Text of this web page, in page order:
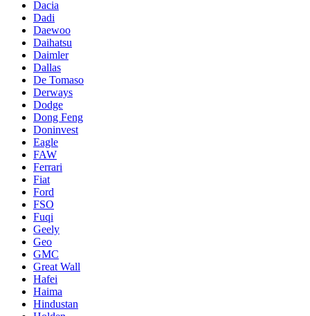
Dacia
Dadi
Daewoo
Daihatsu
Daimler
Dallas
De Tomaso
Derways
Dodge
Dong Feng
Doninvest
Eagle
FAW
Ferrari
Fiat
Ford
FSO
Fuqi
Geely
Geo
GMC
Great Wall
Hafei
Haima
Hindustan